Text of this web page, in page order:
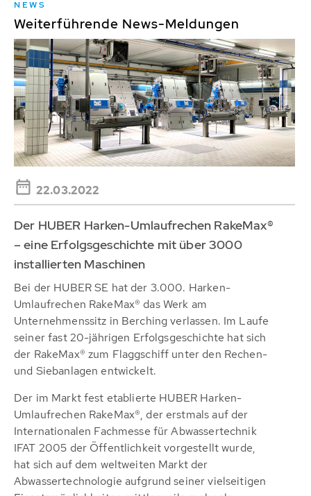
NEWS
Weiterführende News-Meldungen
22.03.2022
Der HUBER Harken-Umlaufrechen RakeMax®
– eine Erfolgsgeschichte mit über 3000
installierten Maschinen
Bei der HUBER SE hat der 3.000. Harken-
Umlaufrechen RakeMax® das Werk am
Unternehmenssitz in Berching verlassen. Im Laufe
seiner fast 20-jährigen Erfolgsgeschichte hat sich
der RakeMax® zum Flaggschiff unter den Rechen-
und Siebanlagen entwickelt.
Der im Markt fest etablierte HUBER Harken-
Umlaufrechen RakeMax®, der erstmals auf der
Internationalen Fachmesse für Abwassertechnik
IFAT 2005 der Öffentlichkeit vorgestellt wurde,
hat sich auf dem weltweiten Markt der
Abwassertechnologie aufgrund seiner vielseitigen